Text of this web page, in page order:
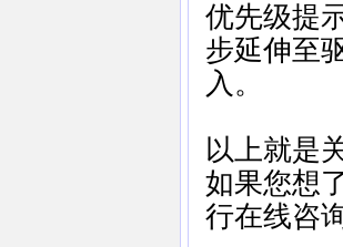
优先级提
步延伸至
入‌。
以上就是
如果您想
行在线咨